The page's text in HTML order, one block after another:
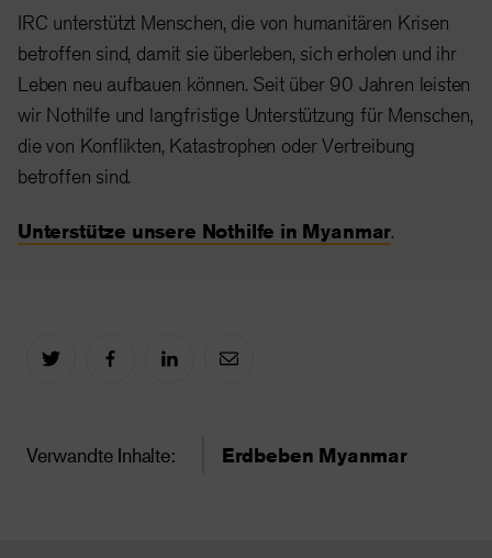
IRC unterstützt Menschen, die von humanitären Krisen
betroffen sind, damit sie überleben, sich erholen und ihr
Leben neu aufbauen können. Seit über 90 Jahren leisten
wir Nothilfe und langfristige Unterstützung für Menschen,
die von Konflikten, Katastrophen oder Vertreibung
betroffen sind.
Unterstütze unsere Nothilfe in Myanmar.
Verwandte Inhalte: Erdbeben Myanmar